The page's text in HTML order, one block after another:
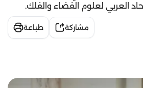
العربي لعلوم الفضاء والفلك.
مشاركة طباعة